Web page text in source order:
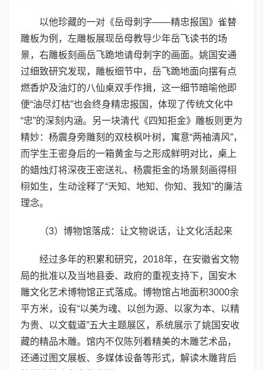
以他珍藏的一对《岳母刺字——精忠报国》雀替
雕板为例，左雕板展现岳母教导少年岳飞读书的场
景，右雕板刻画岳飞跪地请母刺字的画面。姚国安通
过细致研究发现，雕板细节中，岳飞跪地面向摆有点
燃香炉及油灯的八仙桌双手作揖，这一细节暗喻他即
便“油尽灯枯”也会终身精忠报国，体现了传统文化中
“忠”的深刻内涵。另一块清代《四知拒金》雕板则更为
精妙：杨震身旁雕刻的双枝枫叶树，寓意“两袖清风”，
而学生王密身后的一箱黄金与之形成鲜明对比，桌上
的蜡烛灯将深夜王密送礼、杨震拒金的场景刻画得栩
栩如生，生动诠释了“天知、地知、你知、我知”的廉洁
理念。
（3）博物馆落成：让文物说话，让文化活起来
经过多年的积累和研究，2018年，在安徽省文物
局的批准以及当地县委、政府的重视支持下，国安木
雕文化艺术博物馆正式落成。博物馆占地面积3000余
平方米，设有“以美为魂、以创为源、以家为本、以精
为贵、以文载道”五大主题展区，系统展示了姚国安收
藏的精品木雕。馆内不仅陈列着精美的木雕艺术品，
还通过图文展板、多媒体设备等形式，解读木雕背后